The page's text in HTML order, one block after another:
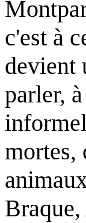
c'est à
devient
parler,
mortes,